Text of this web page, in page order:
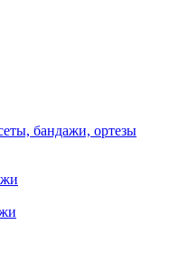
бандажи, ортезы